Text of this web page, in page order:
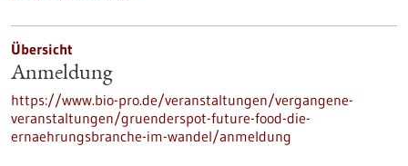
Übersicht
Anmeldung
https://www.bio-pro.de/veranstaltungen/vergangene-
veranstaltungen/gruenderspot-future-food-die-
ernaehrungsbranche-im-wandel/anmeldung